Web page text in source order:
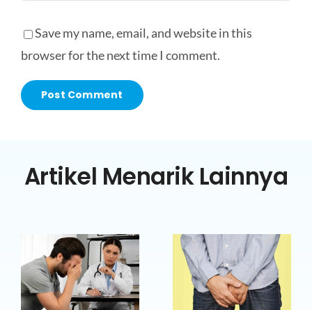
Save my name, email, and website in this
browser for the next time I comment.
Artikel Menarik Lainnya